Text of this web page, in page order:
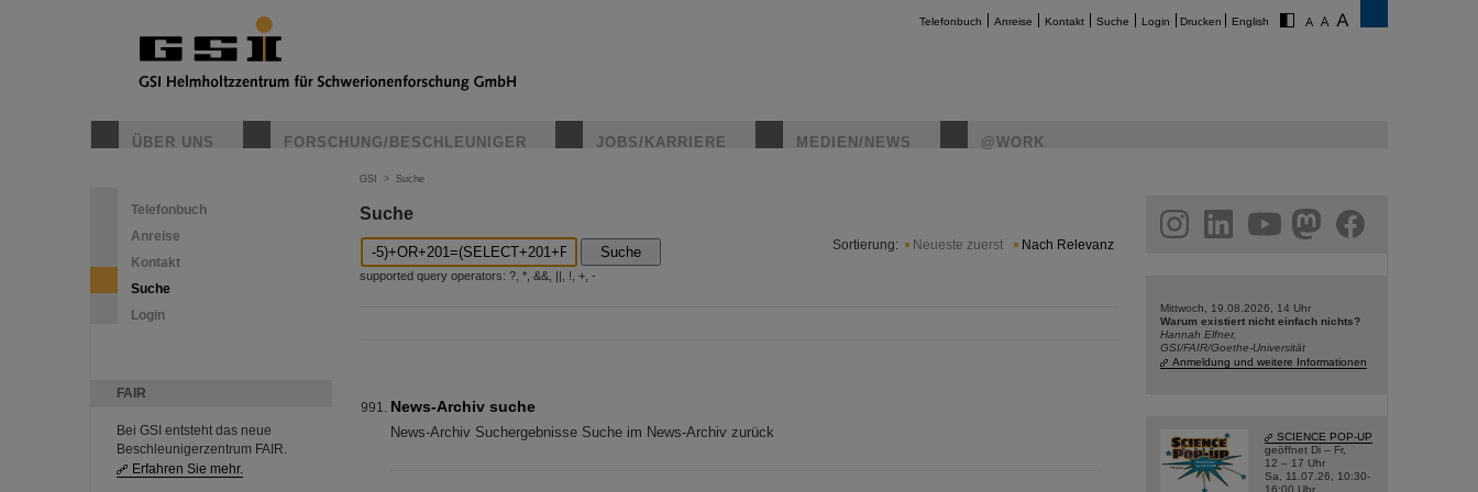
Telefonbuch Anreise Kontakt Suche Login Drucken English
ÜBER UNS FORSCHUNG/BESCHLEUNIGER JOBS/KARRIERE MEDIEN/NEWS @WORK
Telefonbuch
Anreise
Kontakt
Suche
Login
FAIR
Bei GSI entsteht das neue
Beschleunigerzentrum FAIR.
Erfahren Sie mehr.
GSI > Suche
Suche
Suche
supported query operators: ?, *, &&, ||, !, +, -
Sortierung: Neueste zuerst Nach Relevanz
News-Archiv suche
News-Archiv Suchergebnisse Suche im News-Archiv zurück
facebook
Mittwoch, 19.08.2026, 14 Uhr
Warum existiert nicht einfach nichts?
Hannah Elfner,
GSI/FAIR/Goethe-Universität
Anmeldung und weitere Informationen
SCIENCE POP-UP
geöffnet Di – Fr,
12 – 17 Uhr
Sa, 11.07.26, 10:30-
16:00 Uhr